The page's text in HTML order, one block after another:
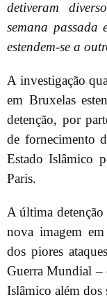
detiveram
semana passada
estendem-se a
A investigação
em Bruxelas
detenção, por
de fornecimento
Estado Islâmico
Paris.
A última
nova imagem
dos piores
Guerra Mundial –
Islâmico além dos